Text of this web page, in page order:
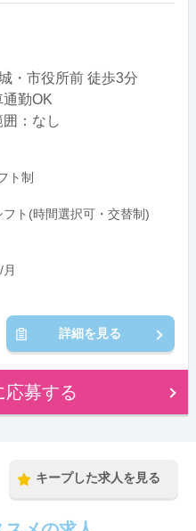
・市役所前 徒歩3分
勤OK
：なし
ト制
ト(時間選択可・交替制)
詳細を見る
応募する
キープした求人を見る